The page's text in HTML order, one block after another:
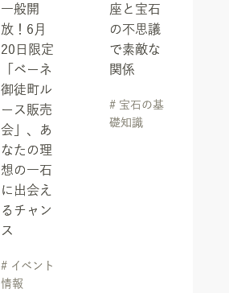
一般開
放！6月
20日限定
「ベーネ
御徒町ル
ース販売
会」、あ
なたの理
想の一石
に出会え
るチャン
ス
# イベント
情報
座と宝石
の不思議
で素敵な
関係
# 宝石の基
礎知識